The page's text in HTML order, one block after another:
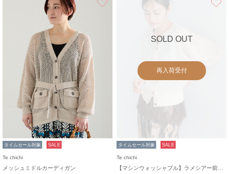
タイムセール対象 SALE
Te chichi
メッシュミドルカーディガン
SOLD OUT
再入荷受付
タイムセール対象 SALE
Te chichi